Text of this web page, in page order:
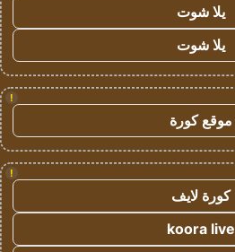
يلا شوت
يلا شوت
!
موقع كورة
!
كورة لايف
koora live